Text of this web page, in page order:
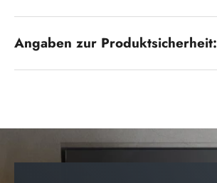
Angaben zur Produktsicherheit: